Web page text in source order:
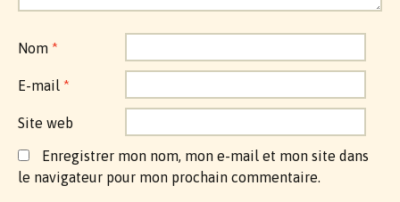
Nom *
E-mail *
Site web
Enregistrer mon nom, mon e-mail et mon site dans
le navigateur pour mon prochain commentaire.